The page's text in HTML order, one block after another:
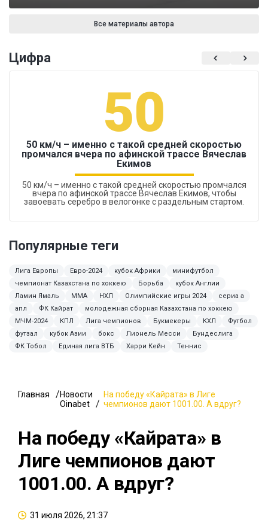
Все материалы автора
Цифра
50
50 км/ч – именно с такой средней скоростью
промчался вчера по афинской трассе Вячеслав
Екимов
50 км/ч – именно с такой средней скоростью промчался
вчера по афинской трассе Вячеслав Екимов, чтобы
завоевать серебро в велогонке с раздельным стартом.
Популярные теги
Лига Европы Евро-2024 кубок Африки
минифутбол
чемпионат Казахстана по хоккею
Борьба
кубок Англии
Ламин Ямаль
ММА НХЛ Олимпийские игры 2024
сериа а
апл
ФК Кайрат
молодежная сборная Казахстана по хоккею
МЧМ-2024
КПЛ Лига чемпионов Букмекеры КХЛ
Футбол
футзал
кубок Азии бокс Лионель Месси
Бундеслига
ФК Тобол
Единая лига ВТБ Харри Кейн Теннис
Главная
Новости
Oinabet
На победу «Кайрата» в Лиге
чемпионов дают 1001.00. А вдруг?
На победу «Кайрата» в
Лиге чемпионов дают
1001.00. А вдруг?
31 июля 2026, 21:37